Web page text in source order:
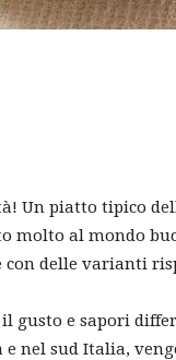
Un piatto tipico
molto al mondo
con delle varianti
gusto e sapori
e nel sud Italia,